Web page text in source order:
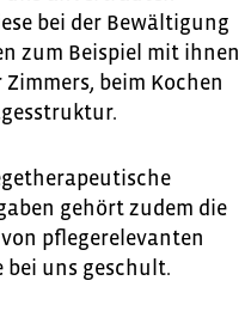
bei der Bewältigung
zum Beispiel mit ihnen
beim Kochen
gehört zudem die
pflegerelevanten
bei uns geschult.